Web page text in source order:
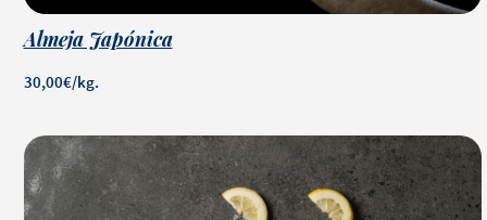
Almeja Japónica
30,00€/kg.